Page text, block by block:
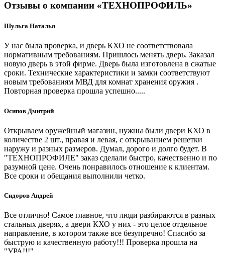
Отзывы о компании «ТЕХНОПРОФИЛЬ»
Шульга Наталья
У нас была проверка, и дверь КХО не соответствовала
нормативным требованиям. Пришлось менять дверь. Заказал
новую дверь в этой фирме. Дверь была изготовлена в сжатые
сроки. Технические характеристики и замки соответствуют
новым требованиям МВД для комнат хранения оружия .
Повторная проверка прошла успешно.....
Осипов Дмитрий
Открываем оружейный магазин, нужны были двери КХО в
количестве 2 шт., правая и левая, с открыванием решетки
наружу и разных размеров. Думал, дорого и долго будет. В
"ТЕХНОПРОФИЛЕ" заказ сделали быстро, качественно и по
разумной цене. Очень понравилось отношение к клиентам.
Все сроки и обещания выполнили четко.
Сидоров Андрей
Все отлично! Самое главное, что люди разбираются в разных
стальных дверях, а двери КХО у них - это целое отдельное
направление, в котором также все безупречно! Спасибо за
быструю и качественную работу!!! Проверка прошла на
"УРА!!!".